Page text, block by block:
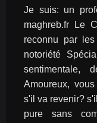
Je suis: un
maghreb.fr Le
reconnu par
notoriété
sentimentale,
Amoureux,
s'il va revenir?
pure sans